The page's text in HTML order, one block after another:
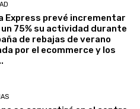
Express prevé incrementar
un 75% su actividad durante
de rebajas de verano
por el ecommerce y los